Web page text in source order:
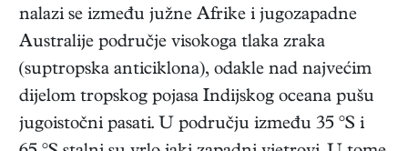
nalazi se između južne Afrike i jugozapadne
Australije područje visokoga tlaka zraka
(suptropska anticiklona), odakle nad najvećim
dijelom tropskog pojasa Indijskog oceana pušu
jugoistočni pasati. U području između 35 °S i